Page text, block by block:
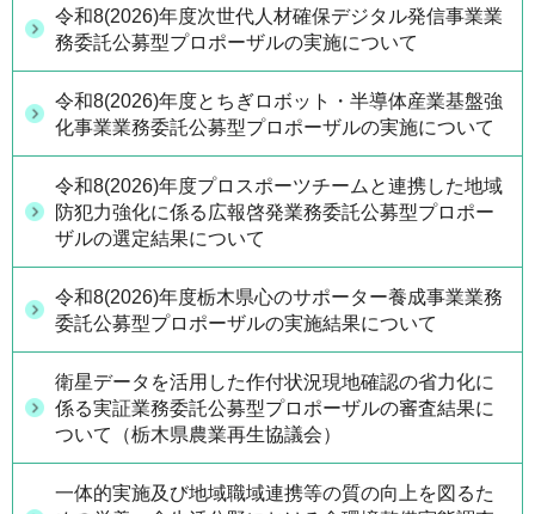
令和8(2026)年度次世代人材確保デジタル発信事業業
務委託公募型プロポーザルの実施について
令和8(2026)年度とちぎロボット・半導体産業基盤強
化事業業務委託公募型プロポーザルの実施について
令和8(2026)年度プロスポーツチームと連携した地域
防犯力強化に係る広報啓発業務委託公募型プロポー
ザルの選定結果について
令和8(2026)年度栃木県心のサポーター養成事業業務
委託公募型プロポーザルの実施結果について
衛星データを活用した作付状況現地確認の省力化に
係る実証業務委託公募型プロポーザルの審査結果に
ついて（栃木県農業再生協議会）
一体的実施及び地域職域連携等の質の向上を図るた